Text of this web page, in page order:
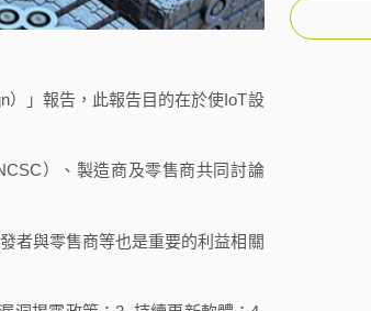
」報告，此報告目的在於使IoT設
）、製造商及零售商共同討論
者與零售商等也是重要的利益相關